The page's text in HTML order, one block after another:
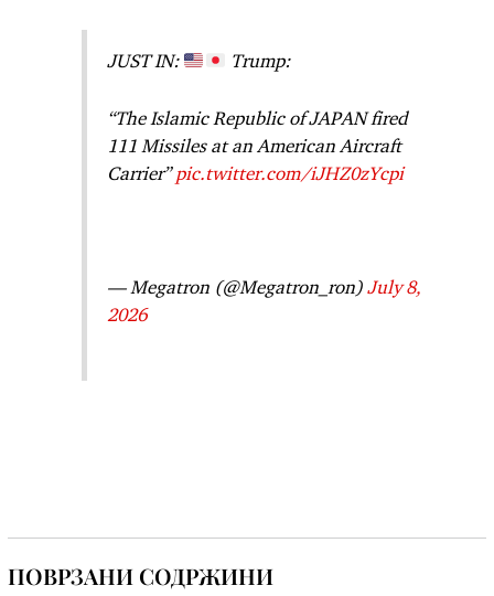
JUST IN: Trump:
“The Islamic Republic of JAPAN fired
111 Missiles at an American Aircraft
Carrier”pic.twitter.com/iJHZ0zYcpi
— Megatron (@Megatron_ron)July 8,
2026
ПОВРЗАНИ СОДРЖИНИ